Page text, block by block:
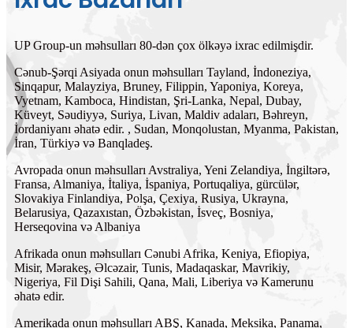
UP Group-un məhsulları 80-dən çox ölkəyə ixrac edilmişdir.
Cənub-Şərqi Asiyada onun məhsulları Tayland, İndoneziya,
Sinqapur, Malayziya, Bruney, Filippin, Yaponiya, Koreya,
Vyetnam, Kamboca, Hindistan, Şri-Lanka, Nepal, Dubay,
Küveyt, Səudiyyə, Suriya, Livan, Maldiv adaları, Bəhreyn,
İordaniyanı əhatə edir. , Sudan, Monqolustan, Myanma, Pakistan,
İran, Türkiyə və Banqladeş.
Avropada onun məhsulları Avstraliya, Yeni Zelandiya, İngiltərə,
Fransa, Almaniya, İtaliya, İspaniya, Portuqaliya, gürcülər,
Slovakiya Finlandiya, Polşa, Çexiya, Rusiya, Ukrayna,
Belarusiya, Qazaxıstan, Özbəkistan, İsveç, Bosniya,
Herseqovina və Albaniya
Afrikada onun məhsulları Cənubi Afrika, Keniya, Efiopiya,
Misir, Mərakeş, Əlcəzair, Tunis, Madaqaskar, Mavrikiy,
Nigeriya, Fil Dişi Sahili, Qana, Mali, Liberiya və Kamerunu
əhatə edir.
Amerikada onun məhsulları ABŞ, Kanada, Meksika, Panama,